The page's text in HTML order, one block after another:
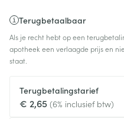
Terugbetaalbaar
Als je recht hebt op een
apotheek een verlaagde prijs en
staat.
Terugbetalingstarief
€ 2,65 (6% inclusief btw)